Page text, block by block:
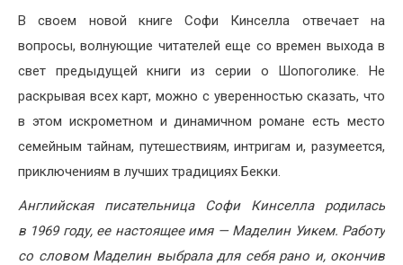
В своем новой книге Софи Кинселла отвечает на
вопросы, волнующие читателей еще со времен выхода в
свет предыдущей книги из серии о Шопоголике. Не
раскрывая всех карт, можно с уверенностью сказать, что
в этом искрометном и динамичном романе есть место
семейным тайнам, путешествиям, интригам и, разумеется,
приключениям в лучших традициях Бекки.
Английская писательница Софи Кинселла родилась
в 1969 году, ее настоящее имя — Маделин Уикем. Работу
со словом Маделин выбрала для себя рано и, окончив